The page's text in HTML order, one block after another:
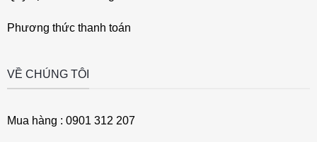
Phương thức thanh toán
VỀ CHÚNG TÔI
Mua hàng : 0901 312 207